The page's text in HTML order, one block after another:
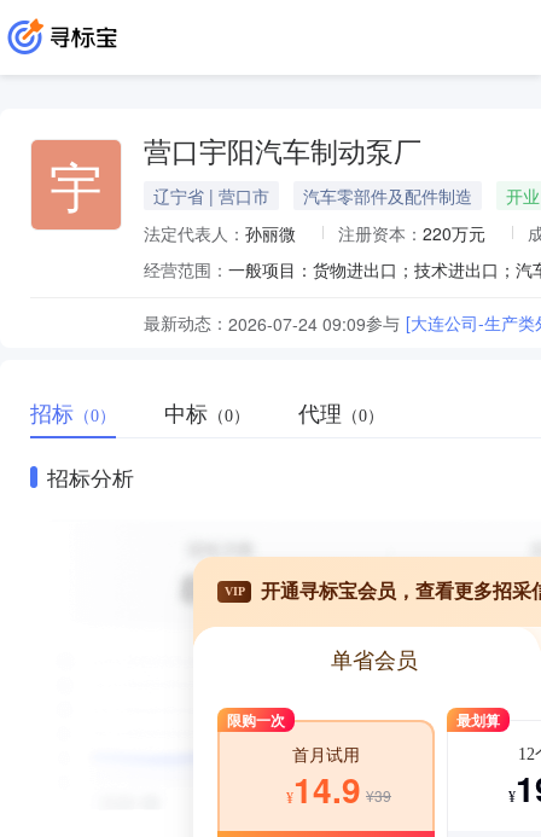
宇 营口宇阳汽车制动泵厂
辽宁省 | 营口市 汽车零部件及配件制造
开业
法定代表人： 孙丽微 注册资本： 220万元
经营范围：
最新动态： 2026-07-24 09:09参与 [大连公司-生产
招标 （0） 中标 （0） 代理 （0）
招标分析
VIP 开通寻标宝会员，查看更多招采
单省会员
限购一次
首月试用
¥14.9 ¥39
最划算
12
¥